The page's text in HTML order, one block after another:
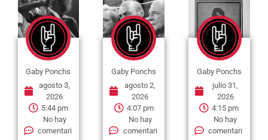
Gaby Ponchs
agosto 3,
2026
5:44 pm
No hay
comentari
Gaby Ponchs
agosto 2,
2026
4:07 pm
No hay
comentari
Gaby Ponchs
julio 31,
2026
4:15 pm
No hay
comentari